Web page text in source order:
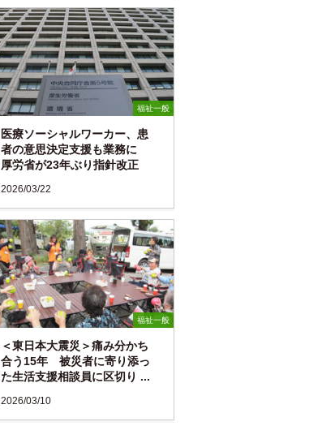
福祉一般
医療ソーシャルワーカー、患
者の意思決定支援も業務に
厚労省が23年ぶり指針改正
2026/03/22
福祉一般
＜東日本大震災＞痛み分かち
合う15年 被災者に寄り添っ
た生活支援相談員に区切り ...
2026/03/10